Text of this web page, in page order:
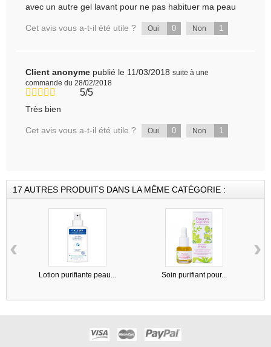
avec un autre gel lavant pour ne pas habituer ma peau
Cet avis vous a-t-il été utile ? Oui 0 Non 1
Client anonyme publié le 11/03/2018 suite à une
commande du 28/02/2018
5/5
Très bien
Cet avis vous a-t-il été utile ? Oui 0 Non 1
17 AUTRES PRODUITS DANS LA MÊME CATÉGORIE :
Lotion purifiante peau... Soin purifiant pour...
‹ ›